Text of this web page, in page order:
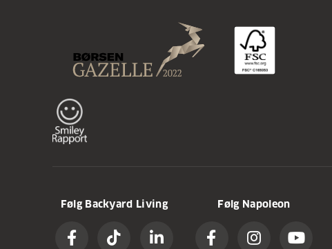
Følg Backyard Living Følg Napoleon